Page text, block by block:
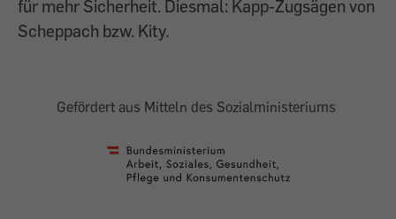
für mehr Sicherheit. Diesmal: Kapp-Zugsägen von
Scheppach bzw. Kity.
Gefördert aus Mitteln des Sozialministeriums